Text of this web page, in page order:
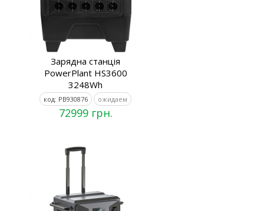
Зарядна станція
PowerPlant HS3600
3248Wh
код: PB930876 ожидаем
72999 грн.